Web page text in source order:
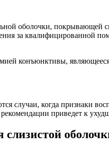
оболочки,
за квалифицированной
конъюнктивы,
случаи, когда признаки
приведет к